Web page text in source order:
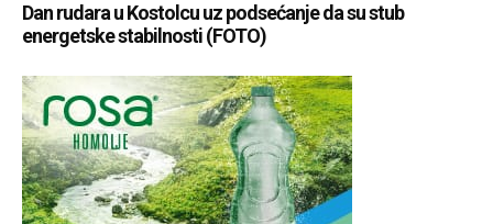
Dan rudara u Kostolcu uz podsećanje da su stub
energetske stabilnosti (FOTO)